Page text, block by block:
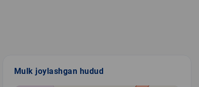
Mulk joylashgan hudud